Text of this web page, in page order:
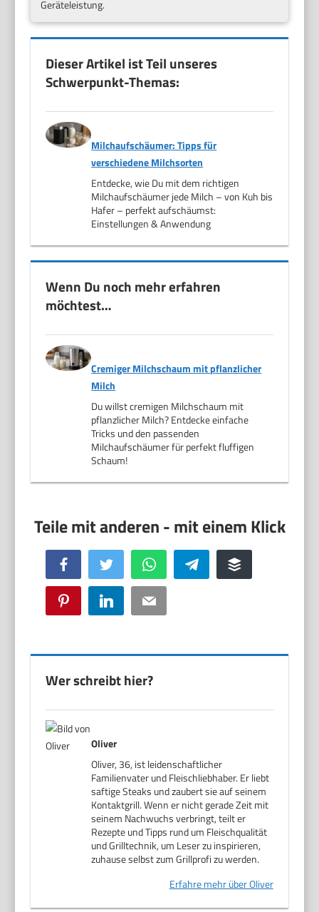
Geräteleistung.
Dieser Artikel ist Teil unseres
Schwerpunkt-Themas:
Milchaufschäumer: Tipps für
verschiedene Milchsorten
Entdecke, wie Du mit dem richtigen
Milchaufschäumer jede Milch – von Kuh bis
Hafer – perfekt aufschäumst:
Einstellungen & Anwendung
Wenn Du noch mehr erfahren
möchtest…
Cremiger Milchschaum mit pflanzlicher
Milch
Du willst cremigen Milchschaum mit
pflanzlicher Milch? Entdecke einfache
Tricks und den passenden
Milchaufschäumer für perfekt fluffigen
Schaum!
Facebook Twitter WhatsApp Telegram Buffer
Pinterest LinkedIn Email
Wer schreibt hier?
Oliver
Oliver, 36, ist leidenschaftlicher
Familienvater und Fleischliebhaber. Er liebt
saftige Steaks und zaubert sie auf seinem
Kontaktgrill. Wenn er nicht gerade Zeit mit
seinem Nachwuchs verbringt, teilt er
Rezepte und Tipps rund um Fleischqualität
und Grilltechnik, um Leser zu inspirieren,
zuhause selbst zum Grillprofi zu werden.
Erfahre mehr über Oliver